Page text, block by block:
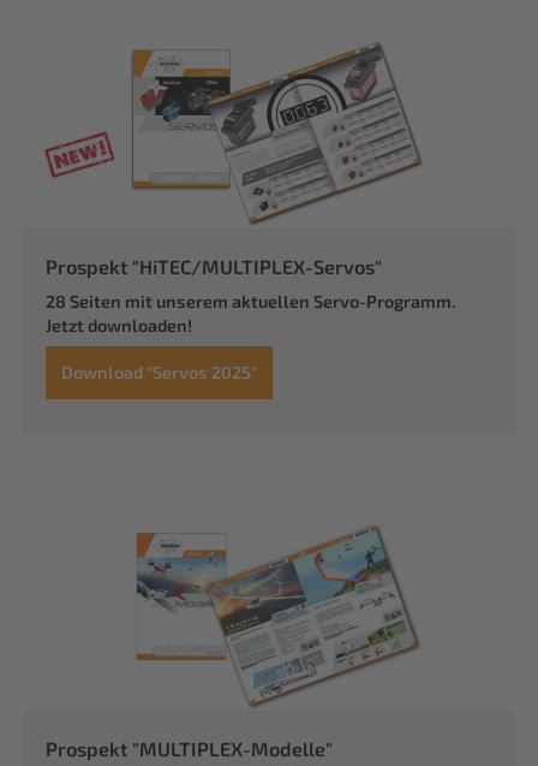
Prospekt "HiTEC/MULTIPLEX-Servos"
28 Seiten mit unserem aktuellen Servo-Programm.
Jetzt downloaden!
Download "Servos 2025"
Prospekt "MULTIPLEX-Modelle"